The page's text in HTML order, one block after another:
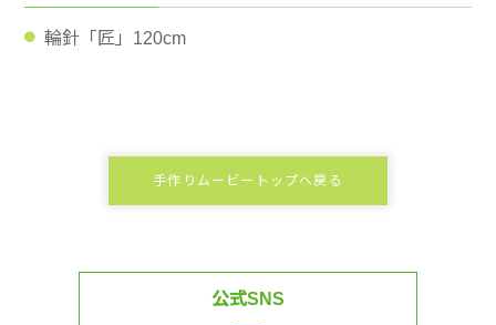
輪針「匠」120cm
手作りムービートップへ戻る
公式SNS